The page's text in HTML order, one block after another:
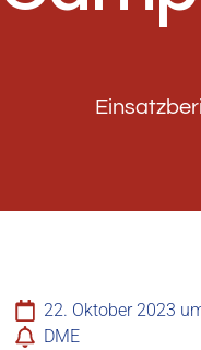
22. Oktober 2023
DME